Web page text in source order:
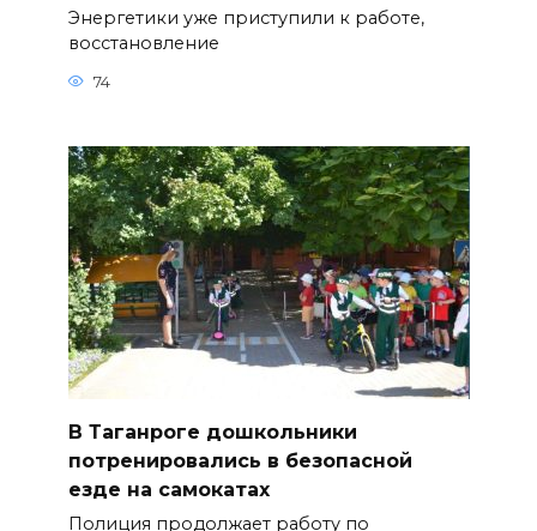
Энергетики уже приступили к работе,
восстановление
74
В Таганроге дошкольники
потренировались в безопасной
езде на самокатах
Полиция продолжает работу по